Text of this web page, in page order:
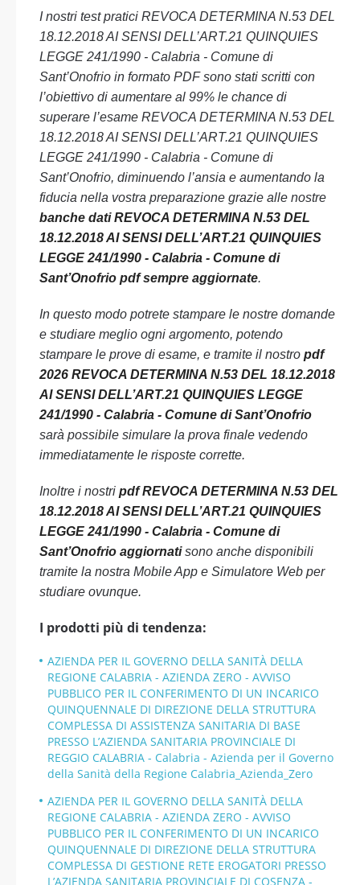
I nostri test pratici REVOCA DETERMINA N.53 DEL
18.12.2018 AI SENSI DELL’ART.21 QUINQUIES
LEGGE 241/1990 - Calabria - Comune di
Sant’Onofrio in formato PDF sono stati scritti con
l’obiettivo di aumentare al 99% le chance di
superare l’esame REVOCA DETERMINA N.53 DEL
18.12.2018 AI SENSI DELL’ART.21 QUINQUIES
LEGGE 241/1990 - Calabria - Comune di
Sant’Onofrio, diminuendo l’ansia e aumentando la
fiducia nella vostra preparazione grazie alle nostre
banche dati REVOCA DETERMINA N.53 DEL
18.12.2018 AI SENSI DELL’ART.21 QUINQUIES
LEGGE 241/1990 - Calabria - Comune di
Sant’Onofrio pdf sempre aggiornate.
In questo modo potrete stampare le nostre domande
e studiare meglio ogni argomento, potendo
stampare le prove di esame, e tramite il nostro pdf
2026 REVOCA DETERMINA N.53 DEL 18.12.2018
AI SENSI DELL’ART.21 QUINQUIES LEGGE
241/1990 - Calabria - Comune di Sant’Onofrio
sarà possibile simulare la prova finale vedendo
immediatamente le risposte corrette.
Inoltre i nostri pdf REVOCA DETERMINA N.53 DEL
18.12.2018 AI SENSI DELL’ART.21 QUINQUIES
LEGGE 241/1990 - Calabria - Comune di
Sant’Onofrio aggiornatisono anche disponibili
tramite la nostra Mobile App e Simulatore Web per
studiare ovunque.
I prodotti più di tendenza:
AZIENDA PER IL GOVERNO DELLA SANITÀ DELLA
REGIONE CALABRIA - AZIENDA ZERO - AVVISO
PUBBLICO PER IL CONFERIMENTO DI UN INCARICO
QUINQUENNALE DI DIREZIONE DELLA STRUTTURA
COMPLESSA DI ASSISTENZA SANITARIA DI BASE
PRESSO L’AZIENDA SANITARIA PROVINCIALE DI
REGGIO CALABRIA - Calabria - Azienda per il Governo
della Sanità della Regione Calabria_Azienda_Zero
AZIENDA PER IL GOVERNO DELLA SANITÀ DELLA
REGIONE CALABRIA - AZIENDA ZERO - AVVISO
PUBBLICO PER IL CONFERIMENTO DI UN INCARICO
QUINQUENNALE DI DIREZIONE DELLA STRUTTURA
COMPLESSA DI GESTIONE RETE EROGATORI PRESSO
L’AZIENDA SANITARIA PROVINCIALE DI COSENZA -